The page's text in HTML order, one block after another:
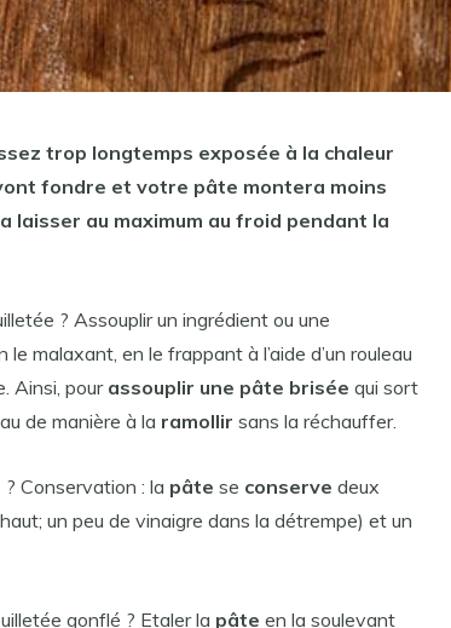
trop longtemps exposée à la chaleur
fondre et votre pâte montera moins
laisser au maximum au froid pendant la
? Assouplir un ingrédient ou une
malaxant, en le frappant à l’aide d’un rouleau
Ainsi, pour assouplir une pâte brisée qui sort
de manière à la ramollir sans la réchauffer.
Conservation : la pâte se conserve deux
un peu de vinaigre dans la détrempe) et un
gonflé ? Etaler la pâte en la soulevant